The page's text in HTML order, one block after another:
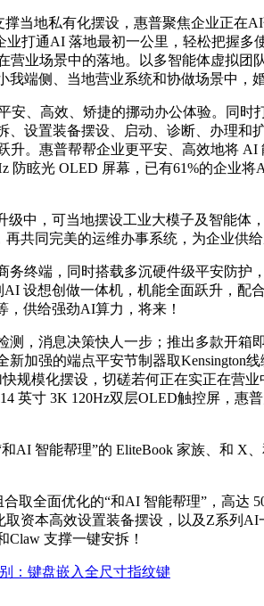
地私有化摆设，惠普聚焦企业正在
业打通AI 落地最初一公里，轻松把握
业场景中的落地。以多智能体虚拟
端侧、当地营业系统和协做场景中，
高效、矫捷的挪动办公体验。同时
设置装备摆设、启动、诊断、办理
。惠普帮帮企业更平安、高效地将
防眩光 OLED 屏幕，已有61%的企业
，可当地摆设工业大模子及智能体
共同完美的运维办事系统，为企业供
端，同时搭载多沉硬件级平安防护
设想创做一体机，机能全面跃升，
供给强劲AI算力，将来！
消息决策快人一步；推出多款开箱
加强的端点平安节制器取
规模化摆设，切磋若何正在实正在
英寸 3K 120Hz双层OLED触控屏，
智能帮理”的 EliteBook 家族、和 X
全面优化的“和AI 智能帮理”，高达
资本高效设置装备摆设，以及Z系列
支撑一键安拆！
：键盘嵌入全尺寸指纹键